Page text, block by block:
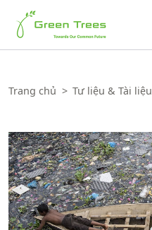
Green Trees
Trang chủ > Tư liệu & Tài liệu